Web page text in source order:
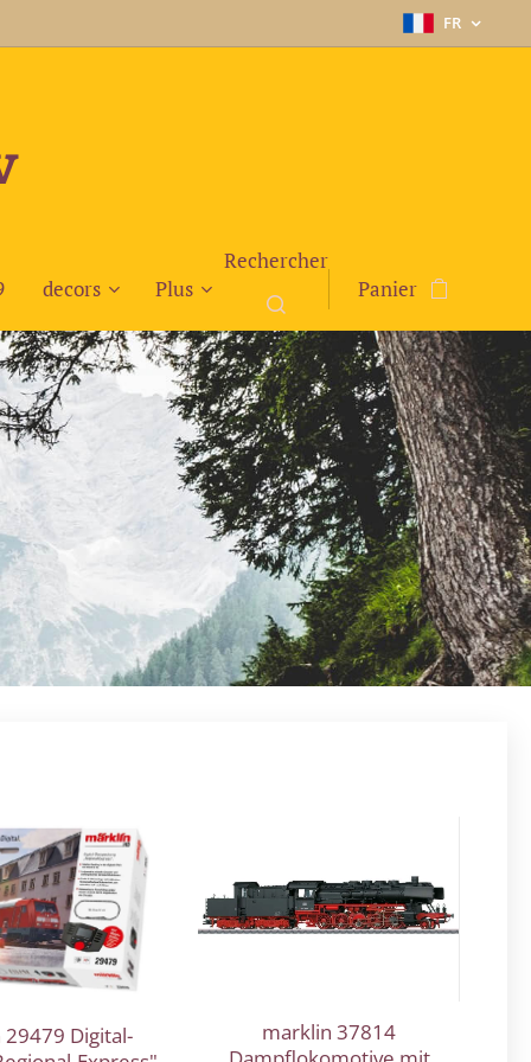
FR
decors Plus
Rechercher
Panier
Digital-
marklin 37814